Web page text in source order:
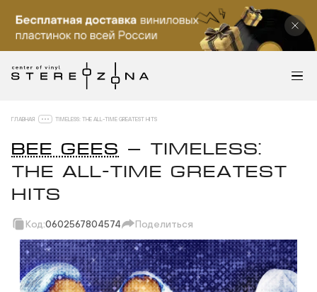
ГЛАВНАЯ TIMELESS: THE ALL-TIME GREATEST HITS
BEE GEES — TIMELESS:
THE ALL-TIME GREATEST
HITS
Код:0602567804574 Поделиться
Скопировать ссылку
Вотсап
Телеграм